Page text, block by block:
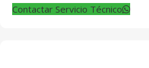
Contactar Servicio Técnico